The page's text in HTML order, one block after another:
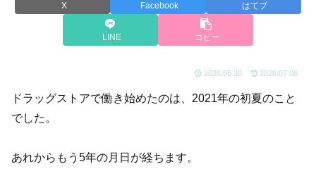
X Facebook はてブ
LINE コピー
2026.05.30 2026.07.06
ドラッグストアで働き始めたのは、2021年の初夏のこと
でした。
あれからもう5年の月日が経ちます。